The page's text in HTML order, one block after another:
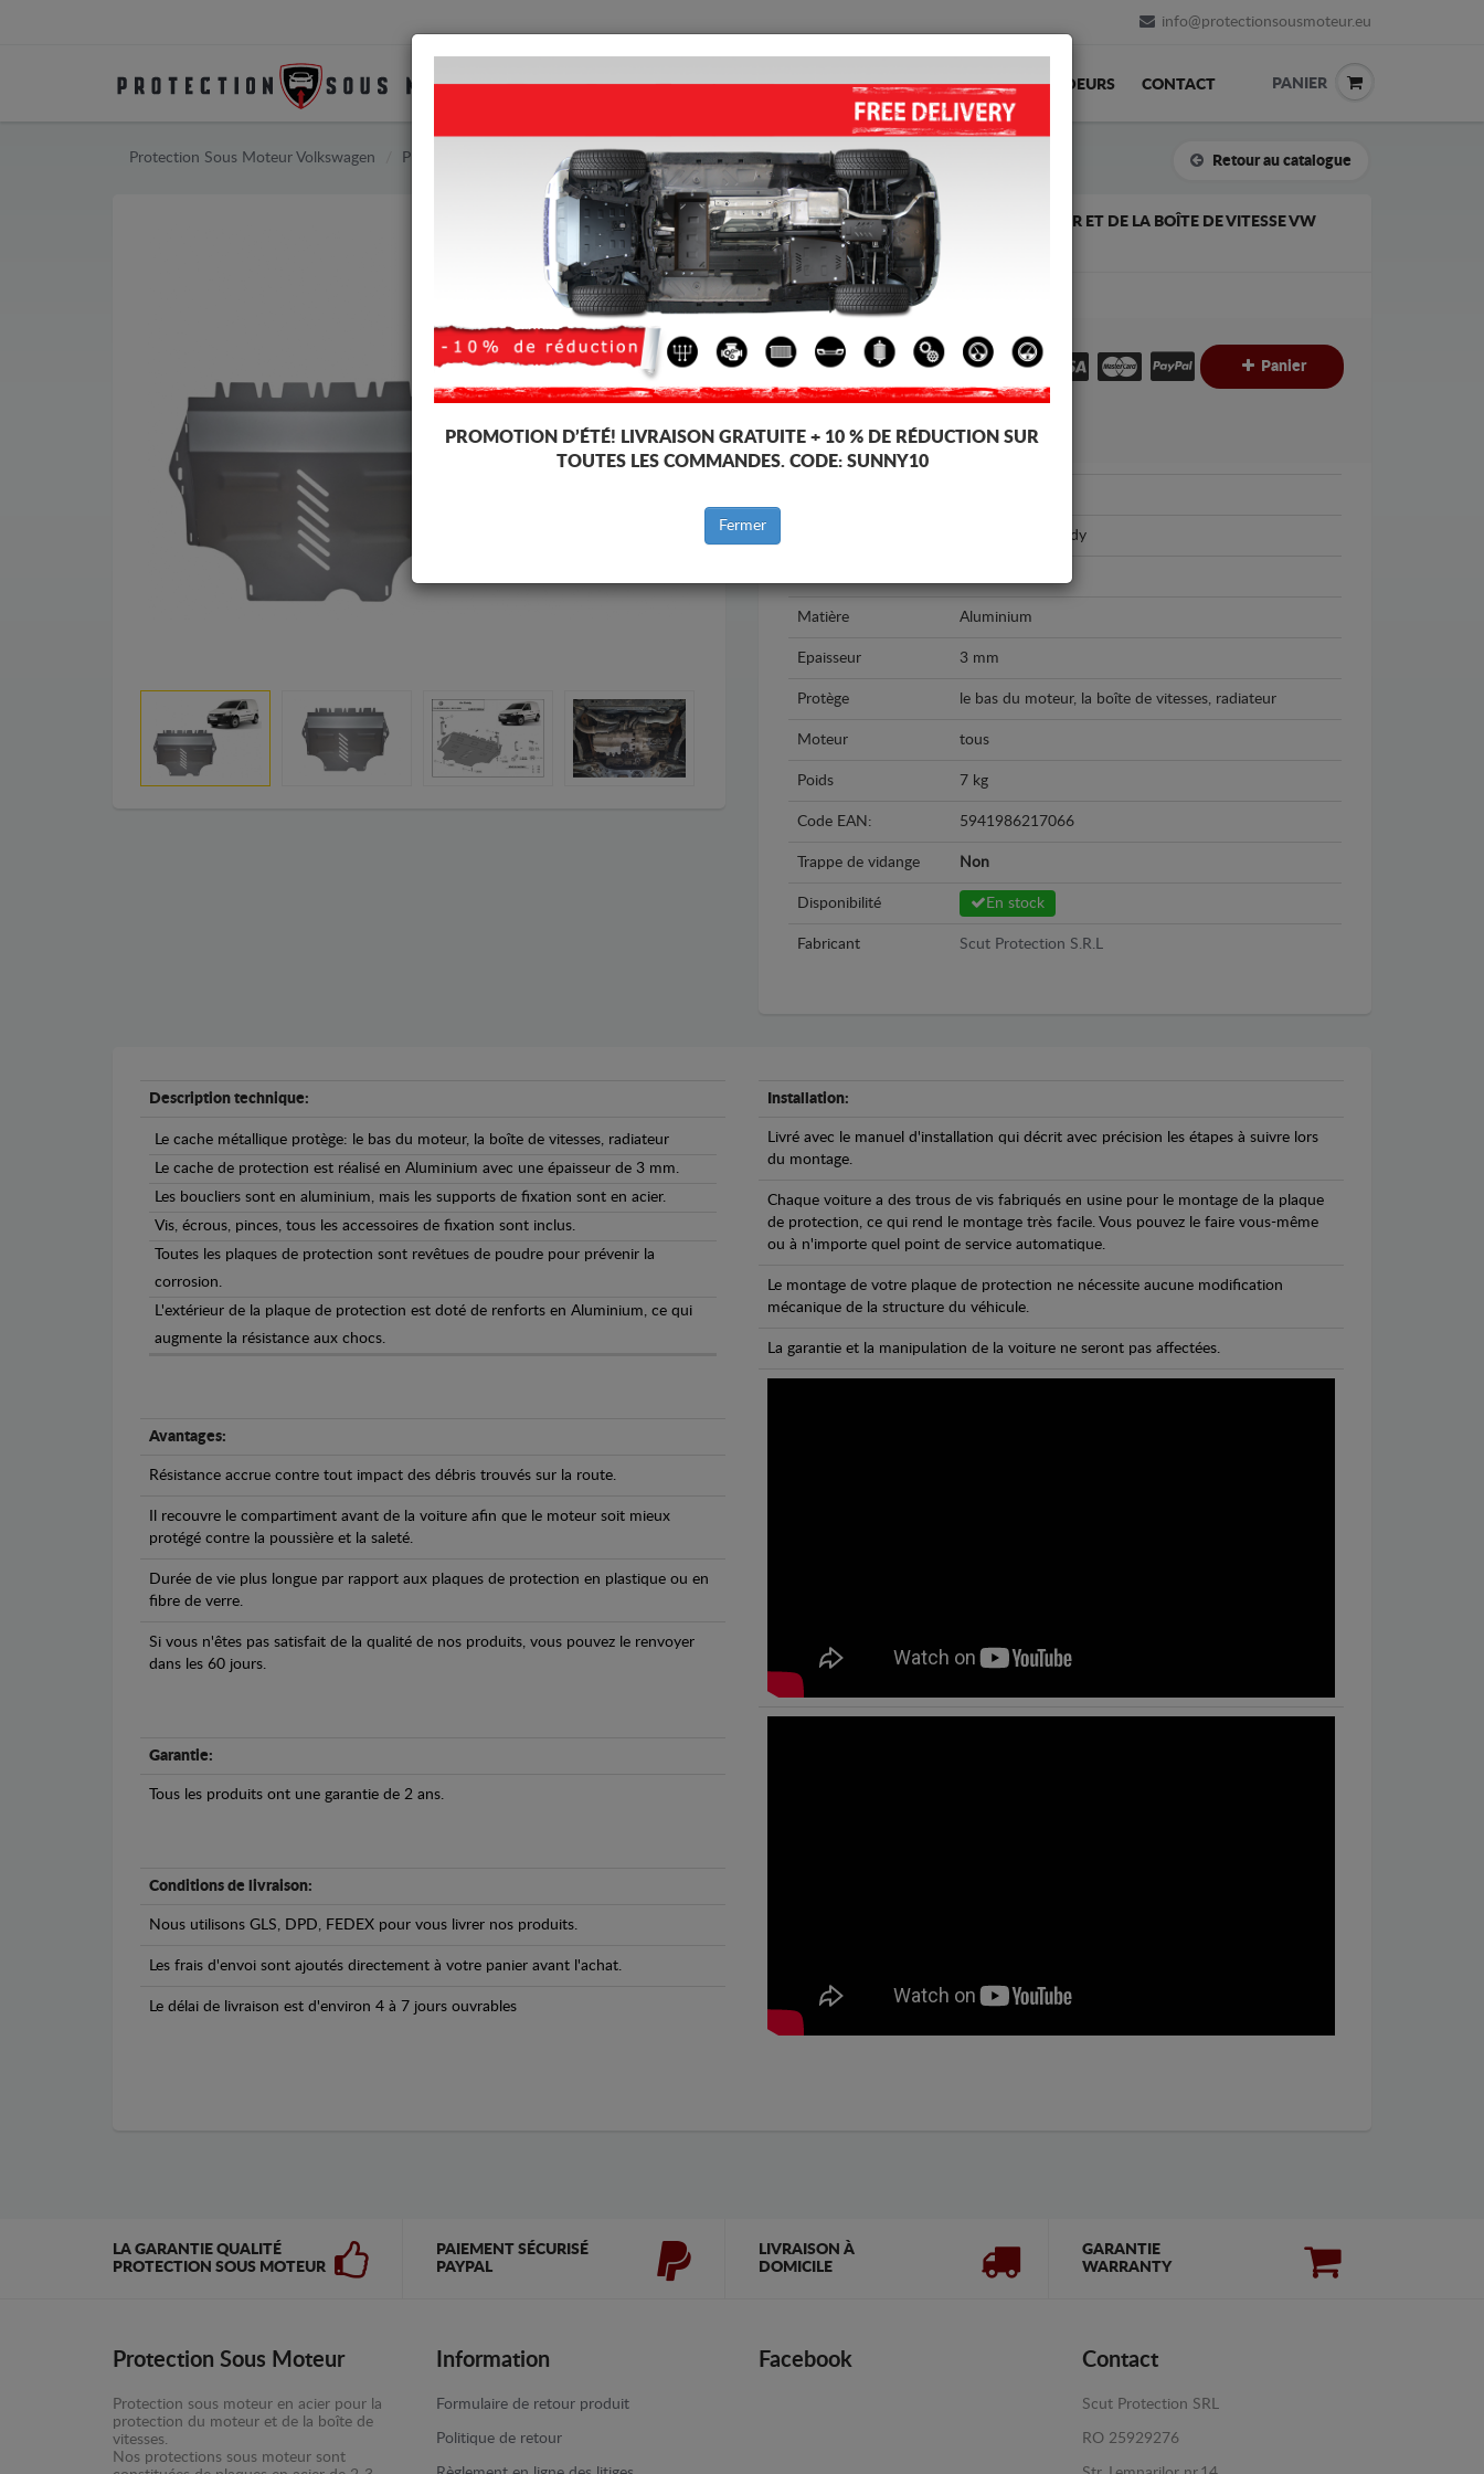
info@protectionsousmoteur.eu
PROTECTION ACCUEIL LIVRAISON AVIS REVENDEURS CONTACT PANIER
Protection Sous Moteur Volkswagen Protection Sous Moteur Volkswagen Caddy Retour au catalogue
ALUMINIUM PROTECTION SOUS MOTEUR ET DE LA BOÎTE DE VITESSE VW
CADDY (2011-2020)
Code d'article: 30.144ALU
319€
TTC
Panier
Volkswagen Caddy
Matière Aluminium
Epaisseur 3 mm
Protège le bas du moteur, la boîte de vitesses, radiateur
Moteur tous
Poids 7 kg
Code EAN: 5941986217066
Trappe de vidange Non
Disponibilité En stock
Fabricant Scut Protection S.R.L
Description technique:
Le cache métallique protège: le bas du moteur, la boîte de vitesses, radiateur
Le cache de protection est réalisé en Aluminium avec une épaisseur de 3 mm.
Les boucliers sont en aluminium, mais les supports de fixation sont en acier.
Vis, écrous, pinces, tous les accessoires de fixation sont inclus.
Toutes les plaques de protection sont revêtues de poudre pour prévenir la
corrosion.
L'extérieur de la plaque de protection est doté de renforts en Aluminium, ce qui
augmente la résistance aux chocs.
Avantages:
Résistance accrue contre tout impact des débris trouvés sur la route.
Il recouvre le compartiment avant de la voiture afin que le moteur soit mieux
protégé contre la poussière et la saleté.
Durée de vie plus longue par rapport aux plaques de protection en plastique ou en
fibre de verre.
Si vous n'êtes pas satisfait de la qualité de nos produits, vous pouvez le renvoyer
dans les 60 jours.
Garantie:
Tous les produits ont une garantie de 2 ans.
Conditions de livraison:
Nous utilisons GLS, DPD, FEDEX pour vous livrer nos produits.
Les frais d'envoi sont ajoutés directement à votre panier avant l'achat.
Le délai de livraison est d'environ 4 à 7 jours ouvrables
Installation:
Livré avec le manuel d'installation qui décrit avec précision les étapes à suivre lors
du montage.
Chaque voiture a des trous de vis fabriqués en usine pour le montage de la plaque
de protection, ce qui rend le montage très facile. Vous pouvez le faire vous-même
ou à n'importe quel point de service automatique.
Le montage de votre plaque de protection ne nécessite aucune modification
mécanique de la structure du véhicule.
La garantie et la manipulation de la voiture ne seront pas affectées.
LA GARANTIE QUALITÉ
PROTECTION SOUS MOTEUR
PAIEMENT SÉCURISÉ
PAYPAL
LIVRAISON À
DOMICILE
GARANTIE
WARRANTY
Protection Sous Moteur
Protection sous moteur en acier pour la
protection du moteur et de la boîte de
vitesses.
Nos protections sous moteur sont
Information
Formulaire de retour produit
Politique de retour
Facebook Contact
Scut Protection SRL
RO 25929276
PROMOTION D’ÉTÉ! LIVRAISON GRATUITE + 10 % DE RÉDUCTION SUR
TOUTES LES COMMANDES. CODE: SUNNY10
Fermer